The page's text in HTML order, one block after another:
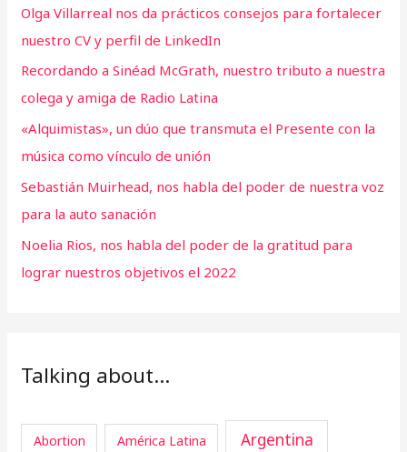
Olga Villarreal nos da prácticos consejos para fortalecer
nuestro CV y perfil de LinkedIn
Recordando a Sinéad McGrath, nuestro tributo a nuestra
colega y amiga de Radio Latina
«Alquimistas», un dúo que transmuta el Presente con la
música como vínculo de unión
Sebastián Muirhead, nos habla del poder de nuestra voz
para la auto sanación
Noelia Rios, nos habla del poder de la gratitud para
lograr nuestros objetivos el 2022
Talking about…
Abortion América Latina Argentina